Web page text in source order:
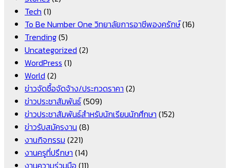
Tech (1)
To Be Number One วิทยาลัยการอาชีพองครักษ์(16)
Trending(5)
Uncategorized (2)
WordPress (1)
World (2)
ข่าวจัดซื้อจัดจ้าง/ประกวดราคา (2)
ข่าวประชาสัมพันธ์(509)
ข่าวประชาสัมพันธ์สำหรับนักเรียนนักศึกษา (152)
ข่าวรับสมัครงาน (8)
งานกิจกรรม (221)
งานครูที่ปรึกษา (14)
งานความร่วมมือ (11)